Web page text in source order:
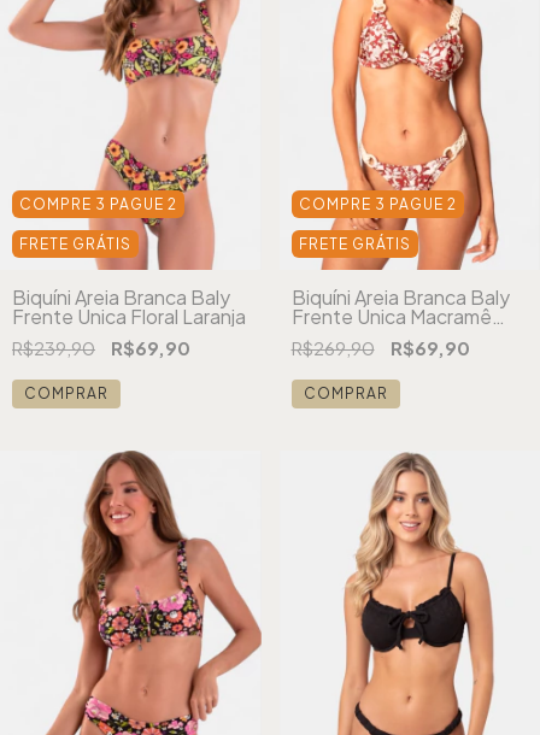
COMPRE 3 PAGUE 2
FRETE GRÁTIS
Biquíni Areia Branca Baly
Frente Única Floral Laranja
R$239,90 R$69,90
COMPRAR
COMPRE 3 PAGUE 2
FRETE GRÁTIS
Biquíni Areia Branca Baly
Frente Única Macramê
Vermelho
R$269,90 R$69,90
COMPRAR